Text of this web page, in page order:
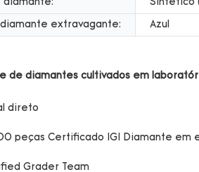
diamante: Sintético
extravagante: Azul